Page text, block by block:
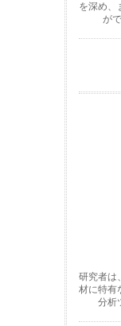
を深め、
が
研究者は
材に特有
分析